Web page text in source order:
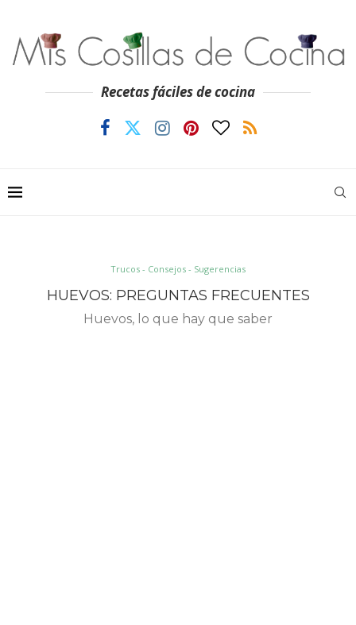
Recetas fáciles de cocina
Trucos - Consejos - Sugerencias
HUEVOS: PREGUNTAS FRECUENTES
Huevos, lo que hay que saber